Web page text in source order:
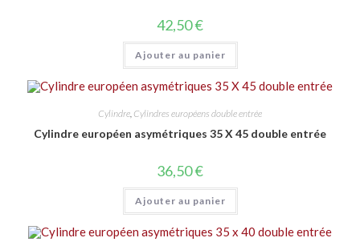
42,50€
Ajouter au panier
Cylindre, Cylindres européens double entrée
Cylindre européen asymétriques 35 X 45 double entrée
36,50€
Ajouter au panier